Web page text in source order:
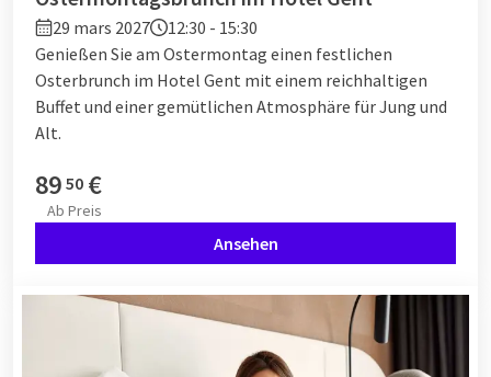
29 mars 2027
12:30 - 15:30
Genießen Sie am Ostermontag einen festlichen
Osterbrunch im Hotel Gent mit einem reichhaltigen
Buffet und einer gemütlichen Atmosphäre für Jung und
Alt.
89 50 €
Ab Preis
Ansehen